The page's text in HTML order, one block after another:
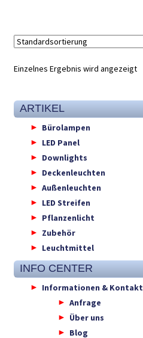
Einzelnes Ergebnis wird angezeigt
ARTIKEL
Bürolampen
LED Panel
Downlights
Deckenleuchten
Außenleuchten
LED Streifen
Pflanzenlicht
Zubehör
Leuchtmittel
INFO CENTER
Informationen & Kontakt
Anfrage
Über uns
Blog